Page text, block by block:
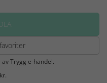
Trygg e-handel.